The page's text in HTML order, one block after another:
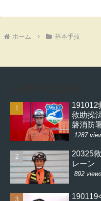
ホーム 基本手技
191012
救助操
磐消防
1287
20325
レーン
892
190119